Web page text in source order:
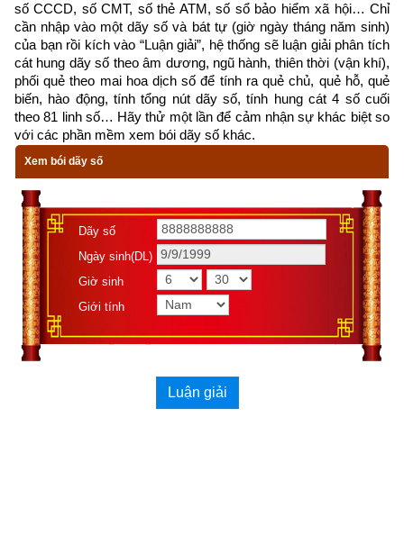
Giờ sinh trong tứ trụ giống như quả. Giờ cường vượng thì
nhiều quả ngon, giờ suy nhược thì quả vừa ít mà lại không
ngon hoặc có hoa mà không kết quả.
1. Người tuổi Thìn (Rồng) sinh năm bao nhiêu
tinh” dịch nghĩa đơn thuần là sao của Thú là cách đặt tên các
ngôi sao theo tên con vật được dùng trong thuật trạch cát
(xem ngày). Cụ thể người ta phối 28 con vật với 28 chòm sao
sáng nhất trên bầu trời gọi là “nhị thập bát tú”. Đó là nghĩa
nguyên bản của cầm tinh.
Tuy nhiên cầm tinh ở miền Bắc còn có nghĩa thông dụng là
tuổi con vật. Ví dụ người miền Bắc thường nói con trai tôi sinh
năm 2012 (Nhâm Thìn) cầm tinh con Rồng, còn người miền
Nam gọi thẳng là con tôi tuổi Rồng, còn trong các sách dịch từ
số CCCD, số CMT, số thẻ ATM, số sổ bảo hiểm xã hội… Chỉ
cần nhập vào một dãy số và bát tự (giờ ngày tháng năm sinh)
của bạn rồi kích vào “Luận giải”, hệ thống sẽ luận giải phân tích
cát hung dãy số theo âm dương, ngũ hành, thiên thời (vận khí),
phối quẻ theo mai hoa dịch số để tính ra quẻ chủ, quẻ hỗ, quẻ
biến, hào động, tính tổng nút dãy số, tính hung cát 4 số cuối
theo 81 linh số… Hãy thử một lần để cảm nhận sự khác biệt so
với các phần mềm xem bói dãy số khác.
Xem bói dãy số
Dãy số
Ngày sinh(DL)
Giờ sinh
Giới tính
Luận giải